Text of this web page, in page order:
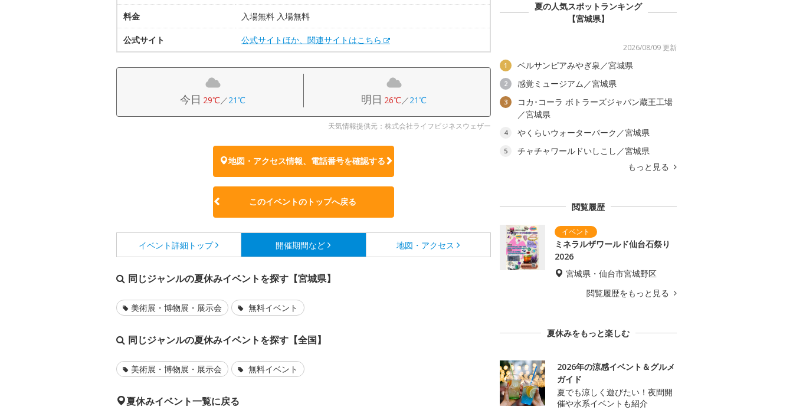
料金 入場無料 入場無料
公式サイト 公式サイトほか、関連サイトはこちら
今日 29℃／21℃ 明日 26℃／21℃
天気情報提供元：株式会社ライフビジネスウェザー
地図・アクセス情報、電話番号を確認する
このイベントのトップへ戻る
イベント詳細 トップ 開催期間など 地図・アクセス
同じジャンルの夏休みイベントを探す【宮城県】
美術展・博物展・展示会 無料イベント
同じジャンルの夏休みイベントを探す【全国】
美術展・博物展・展示会 無料イベント
夏休みイベント一覧に戻る
夏の人気スポットランキング
【宮城県】
2026/08/09 更新
1 ベルサンピアみやぎ泉／宮城県
2 感覚ミュージアム／宮城県
3
コカ･コーラ ボトラーズジャパン蔵王工場
／宮城県
4 やくらいウォーターパーク／宮城県
5
チャチャワールドいしこし／宮城県
もっと見る
閲覧履歴
ミネラルザワールド仙台石祭り
2026
宮城県・仙台市宮城野区
閲覧履歴をもっと見る
夏休みをもっと楽しむ
2026年の涼感イベント＆グルメ
ガイド
夏でも涼しく遊びたい！夜間開
催や水系イベントも紹介